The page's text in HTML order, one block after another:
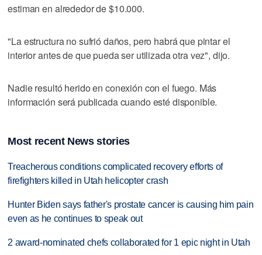
estiman en alrededor de $10.000.
"La estructura no sufrió daños, pero habrá que pintar el
interior antes de que pueda ser utilizada otra vez", dijo.
Nadie resultó herido en conexión con el fuego. Más
información será publicada cuando esté disponible.
Most recent News stories
Treacherous conditions complicated recovery efforts of
firefighters killed in Utah helicopter crash
Hunter Biden says father's prostate cancer is causing him pain
even as he continues to speak out
2 award-nominated chefs collaborated for 1 epic night in Utah